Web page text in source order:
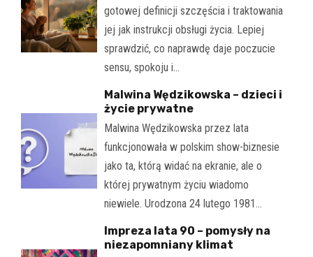
gotowej definicji szczęścia i traktowania
jej jak instrukcji obsługi życia. Lepiej
sprawdzić, co naprawdę daje poczucie
sensu, spokoju i…
Malwina Wędzikowska – dzieci i
życie prywatne
Malwina Wędzikowska przez lata
funkcjonowała w polskim show-biznesie
jako ta, którą widać na ekranie, ale o
której prywatnym życiu wiadomo
niewiele. Urodzona 24 lutego 1981…
Impreza lata 90 – pomysły na
niezapomniany klimat